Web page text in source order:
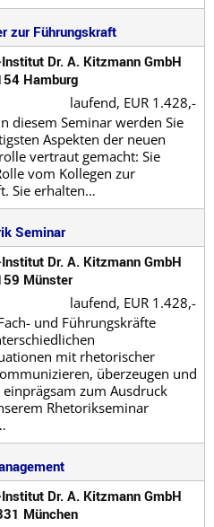
zur Führungskraft
Dr. A. Kitzmann GmbH
Hamburg
laufend, EUR 1.428,-
diesem Seminar werden Sie
Aspekten der neuen
vertraut gemacht: Sie
vom Kollegen zur
Sie erhalten…
Seminar
Dr. A. Kitzmann GmbH
Münster
laufend, EUR 1.428,-
und Führungskräfte
mit rhetorischer
überzeugen und
zum Ausdruck
Rhetorikseminar
Dr. A. Kitzmann GmbH
München